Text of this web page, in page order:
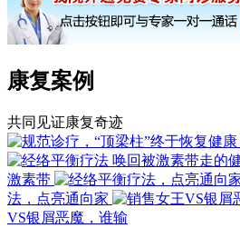
康复案例
共同见证康复奇迹
激素带
法，点亮通向家
VS银屑恶魔，谁输